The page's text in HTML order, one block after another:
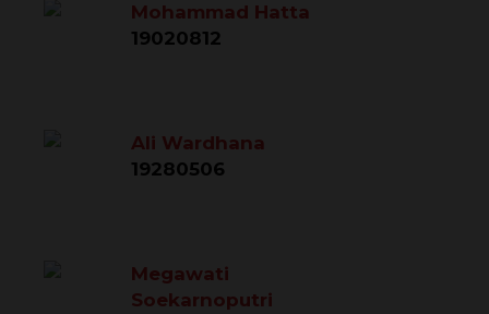
Mohammad Hatta
19020812
Ali Wardhana
19280506
Megawati
Soekarnoputri